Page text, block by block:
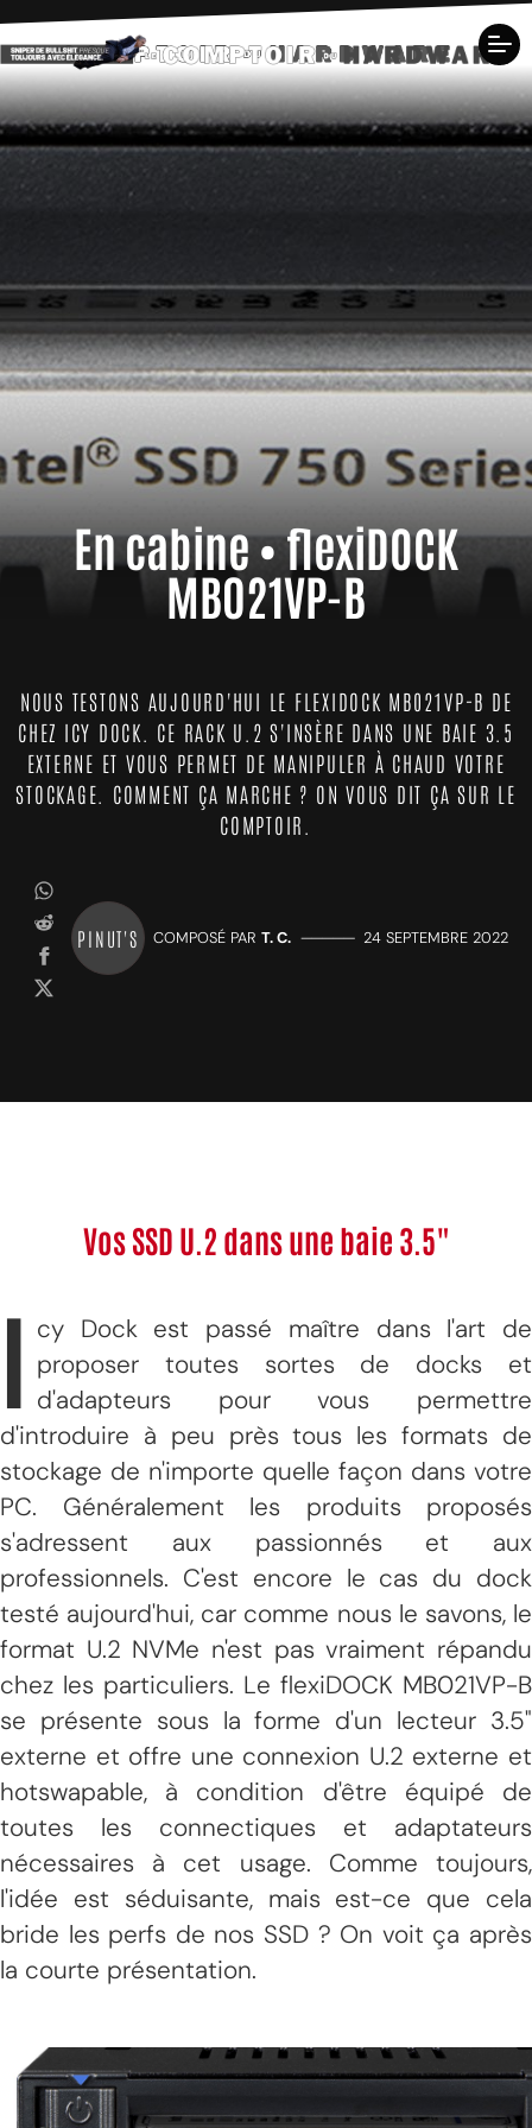
En cabine • flexiDOCK
MB021VP-B
NOUS TESTONS AUJOURD'HUI LE FLEXIDOCK MB021VP-B DE
CHEZ ICY DOCK. CE RACK U.2 S'INSÈRE DANS UNE BAIE 3.5
EXTERNE ET VOUS PERMET DE MANIPULER À CHAUD VOTRE
STOCKAGE. COMMENT ÇA MARCHE ? ON VOUS DIT ÇA SUR LE
COMPTOIR.
PINUT'S COMPOSÉ PAR T. C. ————— 24 SEPTEMBRE 2022
Vos SSD U.2 dans une baie 3.5"
I cy Dock est passé maître dans l'art de
proposer toutes sortes de docks et
d'adapteurs pour vous permettre
d'introduire à peu près tous les formats de
stockage de n'importe quelle façon dans votre
PC. Généralement les produits proposés
s'adressent aux passionnés et aux
professionnels. C'est encore le cas du dock
testé aujourd'hui, car comme nous le savons, le
format U.2 NVMe n'est pas vraiment répandu
chez les particuliers. Le flexiDOCK MB021VP-B
se présente sous la forme d'un lecteur 3.5"
externe et offre une connexion U.2 externe et
hotswapable, à condition d'être équipé de
toutes les connectiques et adaptateurs
nécessaires à cet usage. Comme toujours,
l'idée est séduisante, mais est-ce que cela
bride les perfs de nos SSD ? On voit ça après
la courte présentation.